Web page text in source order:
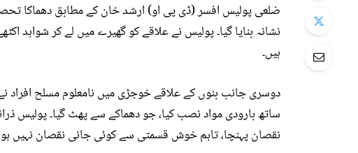
ضلعی پولیس افسر (ڈی پی او) ارشد خان کے مطابق دھماکا
نشانہ بنایا گیا۔ پولیس نے علاقے کو گھیرے میں لے کر شواہد
ہیں۔
دوسری جانب بنوں کے علاقے خوجڑی میں نامعلوم مسلح
ساتھ بارودی مواد نصب کیا، جو دھماکے سے پھٹ گیا۔ پولیس
نقصان پہنچا، تاہم خوش قسمتی سے کوئی جانی نقصان نہیں